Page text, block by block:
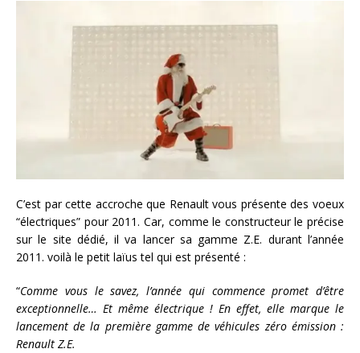
C’est par cette accroche que Renault vous présente des voeux
“électriques” pour 2011. Car, comme le constructeur le précise
sur le site dédié, il va lancer sa gamme Z.E. durant l’année
2011. voilà le petit laïus tel qui est présenté :
“Comme vous le savez, l’année qui commence promet d’être
exceptionnelle… Et même électrique ! En effet, elle marque le
lancement de la première gamme de véhicules zéro émission :
Renault Z.E.